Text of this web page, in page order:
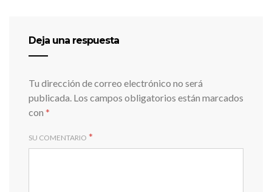
Deja una respuesta
Tu dirección de correo electrónico no será
publicada. Los campos obligatorios están marcados
con *
SU COMENTARIO *